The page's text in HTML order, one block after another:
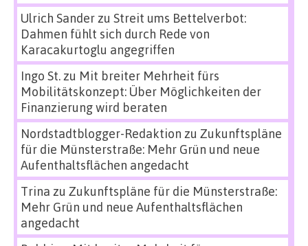
Ulrich Sanderzu Streit ums Bettelverbot:
Dahmen fühlt sich durch Rede von
Karacakurtoglu angegriffen
Ingo St.zu Mit breiter Mehrheit fürs
Mobilitätskonzept: Über Möglichkeiten der
Finanzierung wird beraten
Nordstadtblogger-Redaktion zu Zukunftspläne
für die Münsterstraße: Mehr Grün und neue
Aufenthaltsflächen angedacht
Trina zu Zukunftspläne für die Münsterstraße:
Mehr Grün und neue Aufenthaltsflächen
angedacht